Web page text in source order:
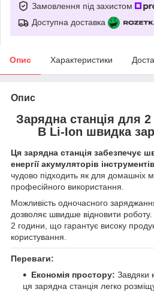
Замовлення під захистом
Доступна доставка
Опис Характеристики
Опис
Зарядна станція для
В Li-Ion швидка
Ця зарядна станція забезпечує
енергії акумуляторів
чудово підходить як для домашніх
професійного використання.
Можливість одночасного
дозволяє швидше відновити
2 години, що гарантує високу
користування.
Переваги:
Економія простору: Завдяки
ця зарядна станція легко